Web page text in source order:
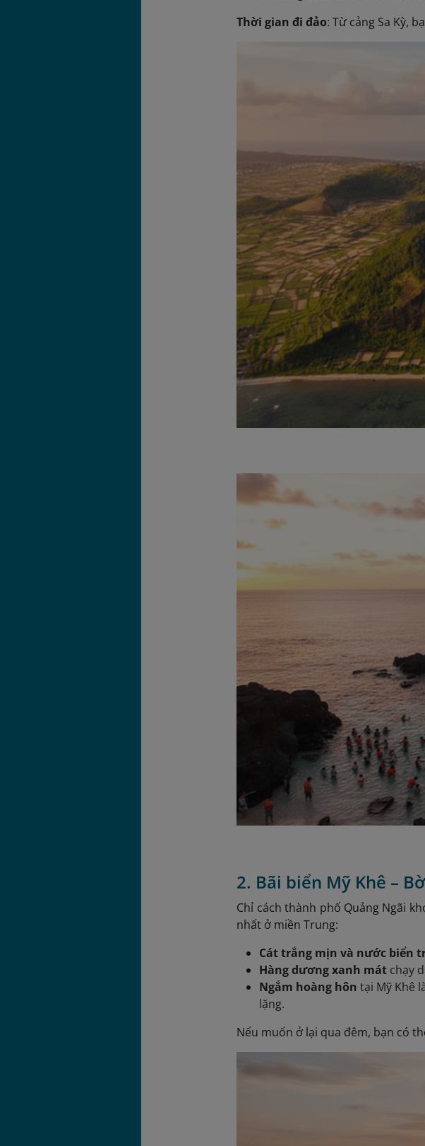
Thời gian đi đảo: Từ cảng Sa Kỳ,
2. Bãi biển Mỹ Khê –
Chỉ cách thành phố Quảng Ngãi
nhất ở miền Trung:
Cát trắng mịn và nước biển
Hàng dương xanh mát chạy
Ngắm hoàng hôn tại Mỹ Khê
lặng.
Nếu muốn ở lại qua đêm, bạn có